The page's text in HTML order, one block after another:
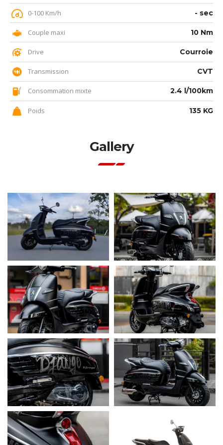
0-100 Km/h - sec
Couple maxi 10 Nm
Drive Courroie
Transmission CVT
Consommation mixte 2.4 l/100km
Poids 135 KG
Gallery